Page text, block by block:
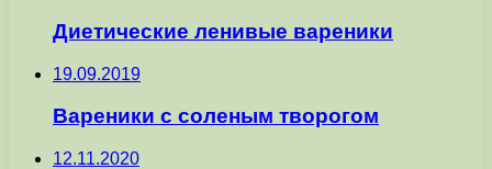
Диетические ленивые вареники
19.09.2019
Вареники с соленым творогом
12.11.2020